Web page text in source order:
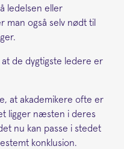
ledelsen eller
man også selv nødt til
de dygtigste ledere er
at akademikere ofte er
ligger næsten i deres
nu kan passe i stedet
konklusion.